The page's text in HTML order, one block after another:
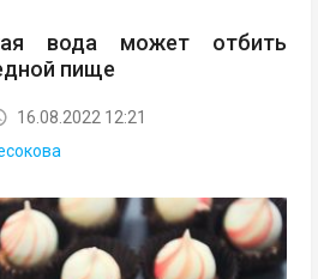
вода может отбить
пище
16.08.2022 12:21